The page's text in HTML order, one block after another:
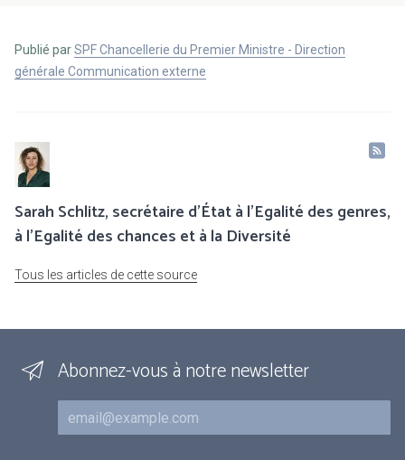
Publié parSPF Chancellerie du Premier Ministre - Direction
générale Communication externe
Sarah Schlitz, secrétaire d’État à l’Egalité des genres,
à l’Egalité des chances et à la Diversité
Tous les articles de cette source
Abonnez-vous à notre newsletter
Courriel